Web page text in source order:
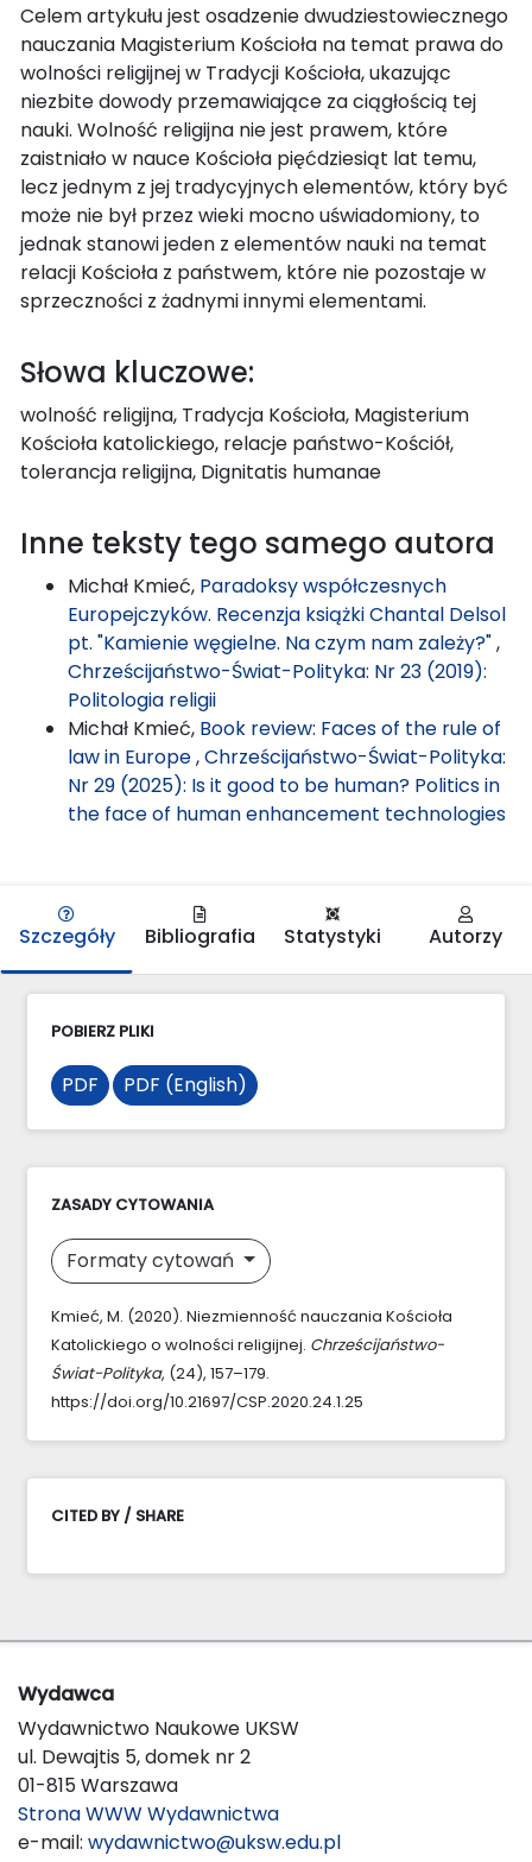
Celem artykułu jest osadzenie dwudziestowiecznego
nauczania Magisterium Kościoła na temat prawa do
wolności religijnej w Tradycji Kościoła, ukazując
niezbite dowody przemawiające za ciągłością tej
nauki. Wolność religijna nie jest prawem, które
zaistniało w nauce Kościoła pięćdziesiąt lat temu,
lecz jednym z jej tradycyjnych elementów, który być
może nie był przez wieki mocno uświadomiony, to
jednak stanowi jeden z elementów nauki na temat
relacji Kościoła z państwem, które nie pozostaje w
sprzeczności z żadnymi innymi elementami.
Słowa kluczowe:
wolność religijna, Tradycja Kościoła, Magisterium
Kościoła katolickiego, relacje państwo-Kościół,
tolerancja religijna, Dignitatis humanae
Inne teksty tego samego autora
Michał Kmieć, Paradoksy współczesnych
Europejczyków. Recenzja książki Chantal Delsol
pt. "Kamienie węgielne. Na czym nam zależy?",
Chrześcijaństwo-Świat-Polityka: Nr 23 (2019):
Politologia religii
Michał Kmieć, Book review: Faces of the rule of
law in Europe,Chrześcijaństwo-Świat-Polityka:
Nr 29 (2025): Is it good to be human? Politics in
the face of human enhancement technologies
Szczegóły Bibliografia Statystyki Autorzy
POBIERZ PLIKI
PDF PDF (English)
ZASADY CYTOWANIA
Formaty cytowań
Kmieć, M. (2020). Niezmienność nauczania Kościoła
Katolickiego o wolności religijnej. Chrześcijaństwo-
Świat-Polityka, (24), 157–179.
https://doi.org/10.21697/CSP.2020.24.1.25
CITED BY / SHARE
Wydawca
Wydawnictwo Naukowe UKSW
ul. Dewajtis 5, domek nr 2
01-815 Warszawa
Strona WWW Wydawnictwa
e-mail: wydawnictwo@uksw.edu.pl